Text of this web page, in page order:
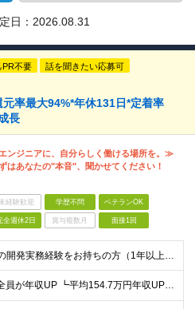
日： 2026.08.31
PR不要 話を聞きたい応募可
率最大94%*年休131日*定着率
長
ンジニアに、自分らしく働ける場所を。≫
はあなたの"本音"、聞かせてください！
未経験歓迎 学歴不問 ベテランOK
全週休2日 賞与複数月 面接1回
◆Web系の開発実務経験をお持ちの方（1年以上） ◆学歴不問 ◆既卒・第二新卒OK ☆Tech Labの事業内容、ビジョンに共感できる⽅はぜひご応募ください！ ☆意欲重視の採用です！ 「経歴に自信が
★入社後全員が年収UP ┗平均154.7万円年収UP！ ┗最大380万円UPの実績もあり 月給35万円～100万円＋決算賞与＋各種手当 【 給与イメージ 】 ◆経験1年以上…月給35万円～＋決算賞